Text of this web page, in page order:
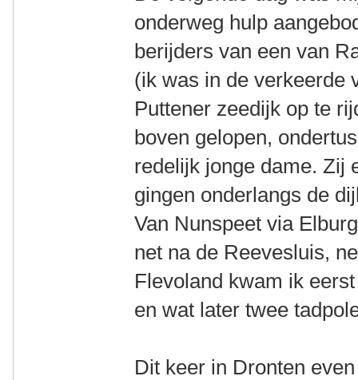
onderweg hulp
berijders van een van
(ik was in de verkeerde
Puttener zeedijk op te
boven gelopen,
redelijk jonge dame. Zij
gingen onderlangs de
Van Nunspeet via
net na de Reevesluis,
Flevoland kwam ik
en wat later twee
Dit keer in Dronten